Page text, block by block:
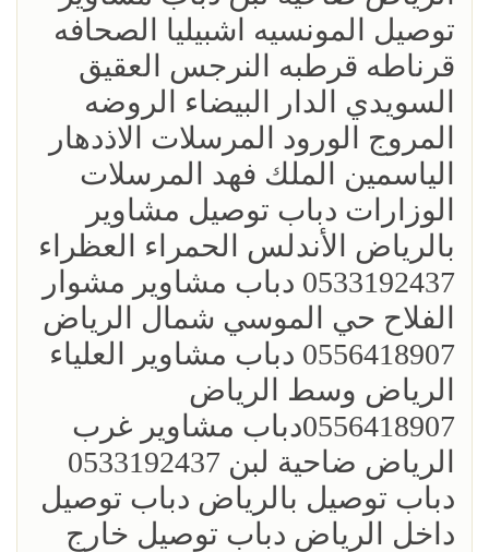
توصيل المونسيه اشبيليا الصحافه
قرناطه قرطبه النرجس العقيق
السويدي الدار البيضاء الروضه
المروج الورود المرسلات الاذدهار
الياسمين الملك فهد المرسلات
الوزارات دباب توصيل مشاوير
بالرياض الأندلس الحمراء العظراء
0533192437 دباب مشاوير مشوار
الفلاح حي الموسي شمال الرياض
0556418907 دباب مشاوير العلياء
الرياض وسط الرياض
0556418907دباب مشاوير غرب
الرياض ضاحية لبن 0533192437
دباب توصيل بالرياض دباب توصيل
داخل الرياض دباب توصيل خارج